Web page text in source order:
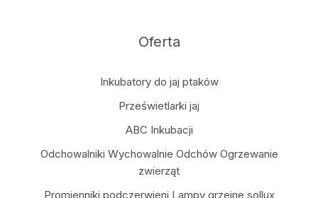
Oferta
Inkubatory do jaj ptaków
Prześwietlarki jaj
ABC Inkubacji
Odchowalniki Wychowalnie Odchów Ogrzewanie
zwierząt
Promienniki podczerwieni Lampy grzejne sollux